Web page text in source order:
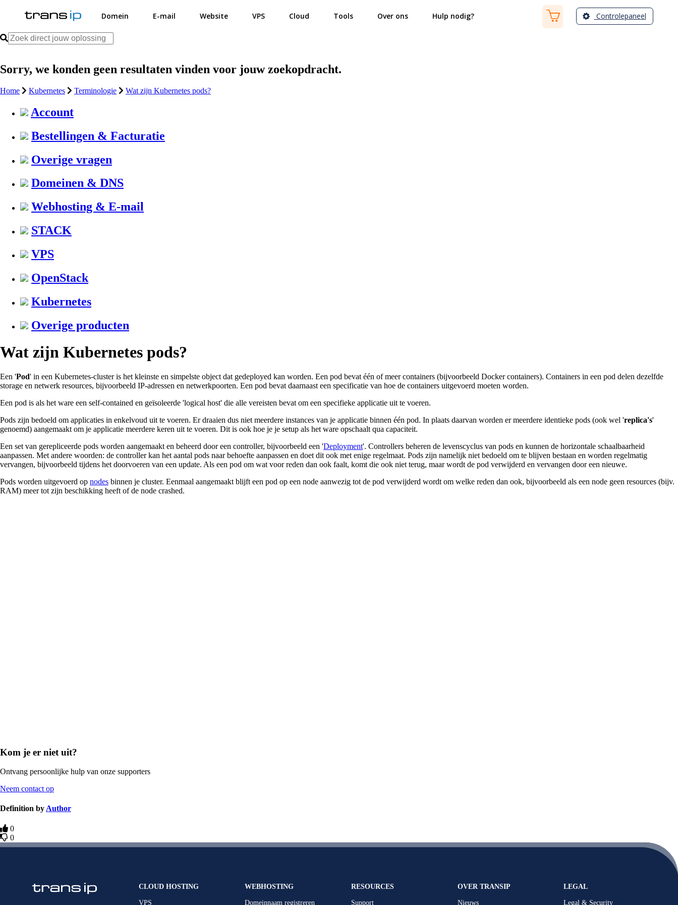
Domein E-mail Website VPS Cloud Tools Over ons Hulp nodig? Controlepaneel
Sorry, we konden geen resultaten vinden voor jouw zoekopdracht.
Home Kubernetes Terminologie Wat zijn Kubernetes pods?
Account
Bestellingen & Facturatie
Overige vragen
Domeinen & DNS
Webhosting & E-mail
STACK
VPS
OpenStack
Kubernetes
Overige producten
Wat zijn Kubernetes pods?
Een 'Pod' in een Kubernetes-cluster is het kleinste en simpelste object dat gedeployed kan worden. Een pod bevat één of meer containers (bijvoorbeeld Docker containers). Containers in een pod delen dezelfde
storage en netwerk resources, bijvoorbeeld IP-adressen en netwerkpoorten. Een pod bevat daarnaast een specificatie van hoe de containers uitgevoerd moeten worden.
Een pod is als het ware een self-contained en geïsoleerde 'logical host' die alle vereisten bevat om een specifieke applicatie uit te voeren.
Pods zijn bedoeld om applicaties in enkelvoud uit te voeren. Er draaien dus niet meerdere instances van je applicatie binnen één pod. In plaats daarvan worden er meerdere identieke pods (ook wel 'replica's'
genoemd) aangemaakt om je applicatie meerdere keren uit te voeren. Dit is ook hoe je je setup als het ware opschaalt qua capaciteit.
Een set van gerepliceerde pods worden aangemaakt en beheerd door een controller, bijvoorbeeld een 'Deployment'. Controllers beheren de levenscyclus van pods en kunnen de horizontale schaalbaarheid
aanpassen. Met andere woorden: de controller kan het aantal pods naar behoefte aanpassen en doet dit ook met enige regelmaat. Pods zijn namelijk niet bedoeld om te blijven bestaan en worden regelmatig
vervangen, bijvoorbeeld tijdens het doorvoeren van een update. Als een pod om wat voor reden dan ook faalt, komt die ook niet terug, maar wordt de pod verwijderd en vervangen door een nieuwe.
Pods worden uitgevoerd op nodes binnen je cluster. Eenmaal aangemaakt blijft een pod op een node aanwezig tot de pod verwijderd wordt om welke reden dan ook, bijvoorbeeld als een node geen resources (bijv.
RAM) meer tot zijn beschikking heeft of de node crashed.
Kom je er niet uit?
Ontvang persoonlijke hulp van onze supporters
Neem contact op
Definition byAuthor
0
0
CLOUD HOSTING
VPS
WEBHOSTING
Domeinnaam registreren
RESOURCES
Support
OVER TRANSIP
Nieuws
LEGAL
Legal & Security